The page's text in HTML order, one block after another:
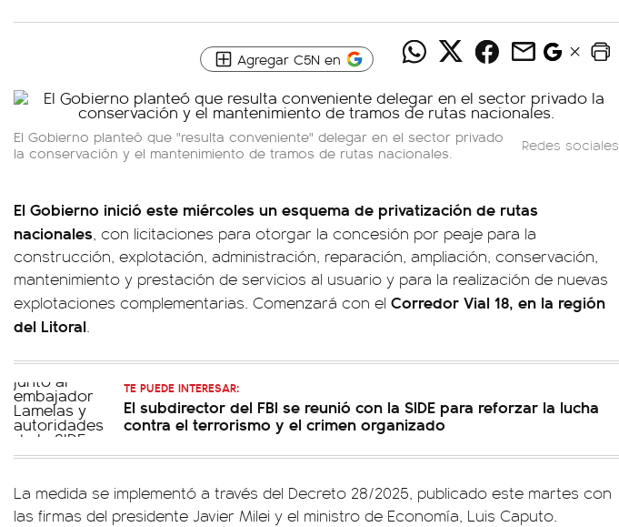
Agregar C5N en
El Gobierno planteó que "resulta conveniente" delegar en el sector privado
la conservación y el mantenimiento de tramos de rutas nacionales.
Redes sociales
El Gobierno inició este miércoles un esquema de privatización de rutas
nacionales, con licitaciones para otorgar la concesión por peaje para la
construcción, explotación, administración, reparación, ampliación, conservación,
mantenimiento y prestación de servicios al usuario y para la realización de nuevas
explotaciones complementarias. Comenzará con el Corredor Vial 18, en la región
del Litoral.
TE PUEDE INTERESAR:
El subdirector del FBI se reunió con la SIDE para reforzar la lucha
contra el terrorismo y el crimen organizado
La medida se implementó a través del Decreto 28/2025, publicado este martes con
las firmas del presidente Javier Milei y el ministro de Economía, Luis Caputo.